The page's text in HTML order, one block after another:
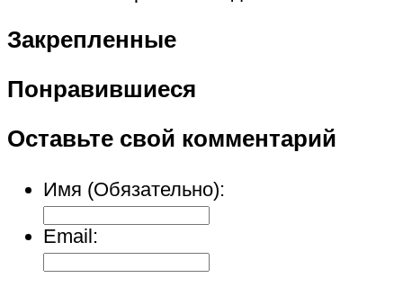
Закрепленные
Понравившиеся
Оставьте свой комментарий
Имя (Обязательно):
Email: